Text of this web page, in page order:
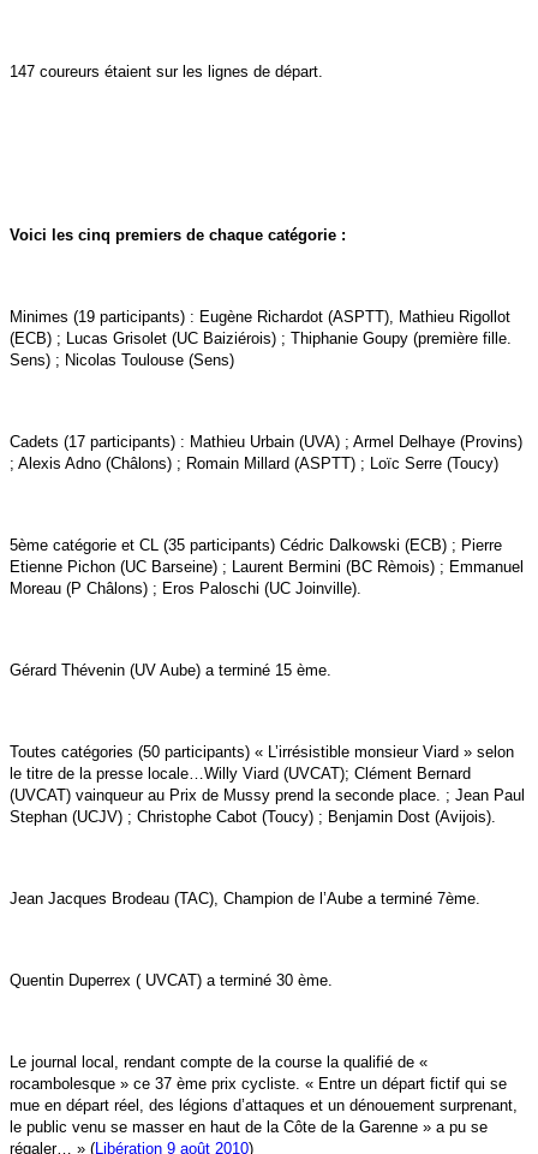
147 coureurs étaient sur les lignes de départ.
Voici les cinq premiers de chaque catégorie :
Minimes (19 participants) : Eugène Richardot (ASPTT), Mathieu Rigollot
(ECB) ; Lucas Grisolet (UC Baiziérois) ; Thiphanie Goupy (première fille.
Sens) ; Nicolas Toulouse (Sens)
Cadets (17 participants) : Mathieu Urbain (UVA) ; Armel Delhaye (Provins)
; Alexis Adno (Châlons) ; Romain Millard (ASPTT) ; Loïc Serre (Toucy)
5ème catégorie et CL (35 participants) Cédric Dalkowski (ECB) ; Pierre
Etienne Pichon (UC Barseine) ; Laurent Bermini (BC Rèmois) ; Emmanuel
Moreau (P Châlons) ; Eros Paloschi (UC Joinville).
Gérard Thévenin (UV Aube) a terminé 15 ème.
Toutes catégories (50 participants) « L’irrésistible monsieur Viard » selon
le titre de la presse locale…Willy Viard (UVCAT); Clément Bernard
(UVCAT) vainqueur au Prix de Mussy prend la seconde place. ; Jean Paul
Stephan (UCJV) ; Christophe Cabot (Toucy) ; Benjamin Dost (Avijois).
Jean Jacques Brodeau (TAC), Champion de l’Aube a terminé 7ème.
Quentin Duperrex ( UVCAT) a terminé 30 ème.
Le journal local, rendant compte de la course la qualifié de «
rocambolesque » ce 37 ème prix cycliste. « Entre un départ fictif qui se
mue en départ réel, des légions d’attaques et un dénouement surprenant,
le public venu se masser en haut de la Côte de la Garenne » a pu se
régaler… » (Libération 9 août 2010)